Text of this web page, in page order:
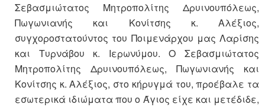
Σεβασμιώτατος Μητροπολίτης Δρυινουπόλεως,
Πωγωνιανής και Κονίτσης κ. Αλέξιος,
συγχοροστατούντος του Ποιμενάρχου μας Λαρίσης
και Τυρνάβου κ. Ιερωνύμου. Ο Σεβασμιώτατος
Μητροπολίτης Δρυινουπόλεως, Πωγωνιανής και
Κονίτσης κ. Αλέξιος, στο κήρυγμά του, προέβαλε τα
εσωτερικά ιδιώματα που ο Άγιος είχε και μετέδιδε,